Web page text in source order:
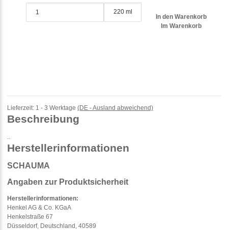
220 ml
In den Warenkorb
Im Warenkorb
Lieferzeit: 1 - 3 Werktage (DE - Ausland abweichend)
Beschreibung
Herstellerinformationen
SCHAUMA
Angaben zur Produktsicherheit
Herstellerinformationen:
Henkel AG & Co. KGaA
Henkelstraße 67
Düsseldorf, Deutschland, 40589